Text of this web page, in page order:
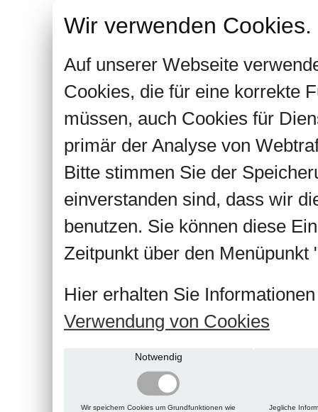
Wir verwenden Cookies.
Auf unserer Webseite
Cookies, die für eine korrekte
müssen, auch Cookies für
primär der Analyse von
Bitte stimmen Sie der
einverstanden sind, dass wir
benutzen. Sie können diese
Zeitpunkt über den Menüpunkt
Hier erhalten Sie
Verwendung von Cookies
Notwendig
Wir speichern Cookies um Grundfunktionen wie
Jegliche